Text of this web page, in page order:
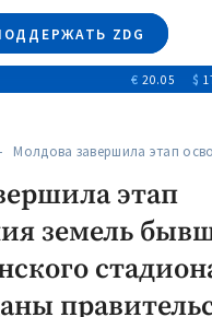
ZDG
Новости
Общество
€ 20.05 $
завершила этап
этап
земель